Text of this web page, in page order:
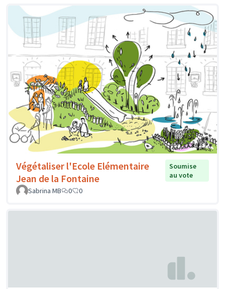
Végétaliser l'Ecole Elémentaire
Jean de la Fontaine
Soumise
au vote
Sabrina MB
0 0